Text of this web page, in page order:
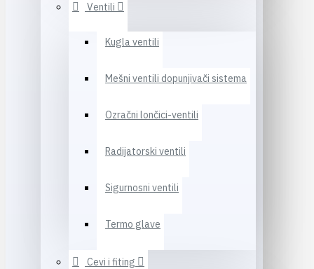
Ventili
Kugla ventili
Mešni ventili dopunjivači sistema
Ozračni lončici-ventili
Radijatorski ventili
Sigurnosni ventili
Termo glave
Cevi i fiting